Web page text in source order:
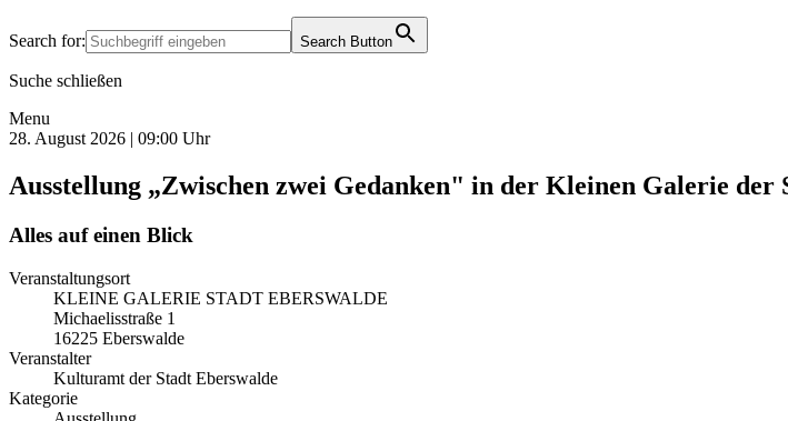
Search for: Search Button
Suche schließen
Menu
28. August 2026 | 09:00 Uhr
Ausstellung „Zwischen zwei Gedanken" in der Kleinen Galerie der
Alles auf einen Blick
Veranstaltungsort
KLEINE GALERIE STADT EBERSWALDE
Michaelisstraße 1
16225 Eberswalde
Veranstalter
Kulturamt der Stadt Eberswalde
Kategorie